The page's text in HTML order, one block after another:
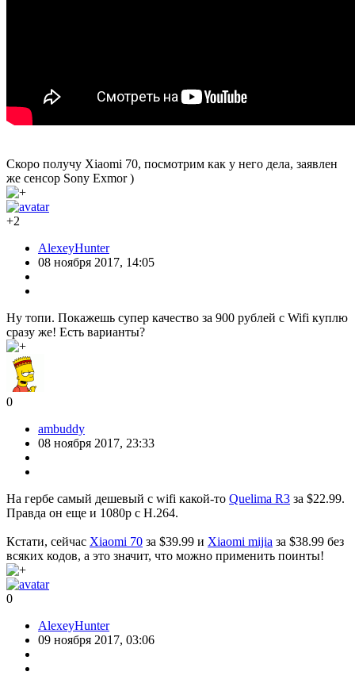
Скоро получу Xiaomi 70, посмотрим как у него дела, заявлен
же сенсор Sony Exmor )
+2
AlexeyHunter
08 ноября 2017, 14:05
Ну топи. Покажешь супер качество за 900 рублей с Wifi куплю
сразу же! Есть варианты?
0
ambuddy
08 ноября 2017, 23:33
На гербе самый дешевый с wifi какой-то Quelima R3 за $22.99.
Правда он еще и 1080p c H.264.
Кстати, сейчас Xiaomi 70 за $39.99 и Xiaomi mijia за $38.99 без
всяких кодов, а это значит, что можно применить поинты!
0
AlexeyHunter
09 ноября 2017, 03:06